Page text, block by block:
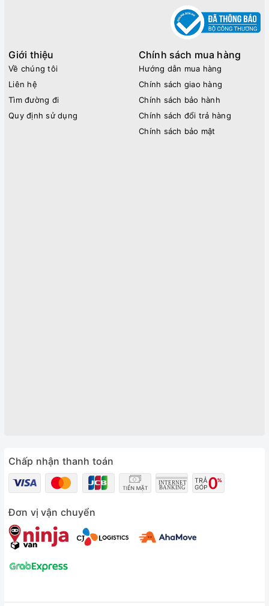
Giới thiệu
Về chúng tôi
Liên hệ
Tìm đường đi
Quy định sử dụng
Chính sách mua hàng
Hướng dẫn mua hàng
Chính sách giao hàng
Chính sách bảo hành
Chính sách đổi trả hàng
Chính sách bảo mật
Chấp nhận thanh toán
Đơn vị vận chuyển